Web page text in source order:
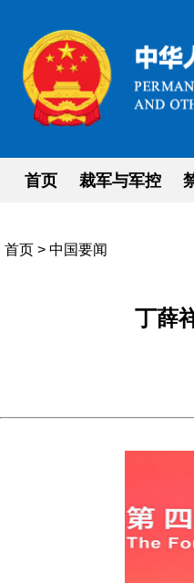
首页 裁军与军控
首页 > 中国要闻
丁薛